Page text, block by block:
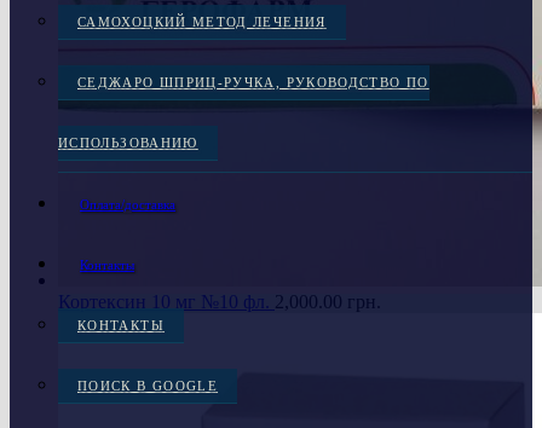
САМОХОЦКИЙ МЕТОД ЛЕЧЕНИЯ
СЕДЖАРО ШПРИЦ-РУЧКА, РУКОВОДСТВО ПО
ИСПОЛЬЗОВАНИЮ
Оплата/доставка
Контакты
КОНТАКТЫ
ПОИСК В GOOGLE
Кортексин 10 мг №10 фл. 2,000.00 грн.